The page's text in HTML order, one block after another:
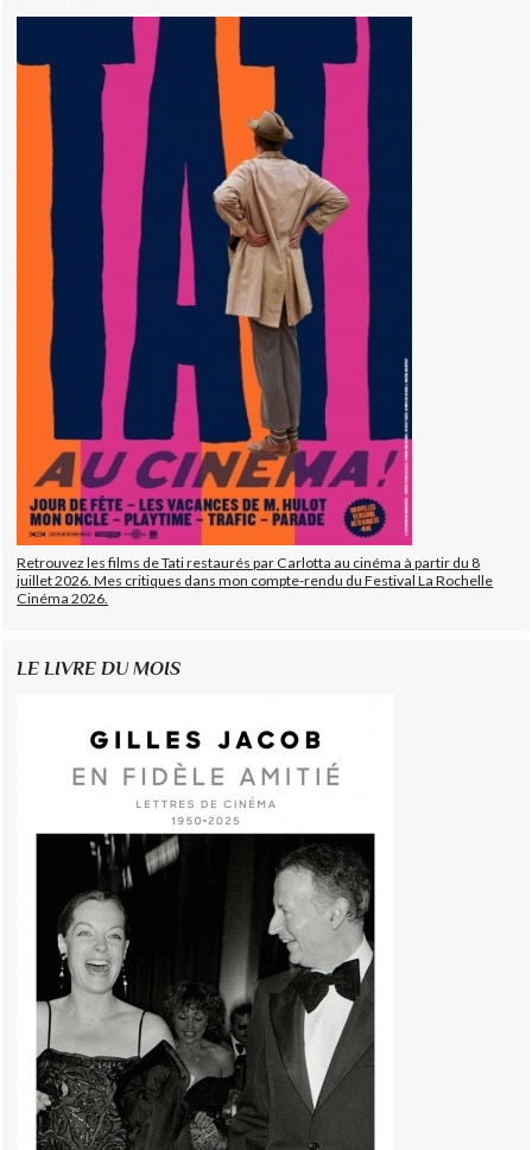
Retrouvez les films de Tati restaurés par Carlotta au cinéma à partir du 8
juillet 2026. Mes critiques dans mon compte-rendu du Festival La Rochelle
Cinéma 2026.
LE LIVRE DU MOIS